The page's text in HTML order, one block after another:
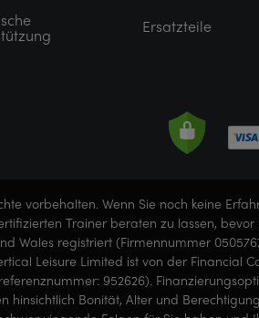
Ersatzteile
vorbehalten. Wenn Sie noch keine
Trainer beraten zu lassen,
Wales registriert (Firmennummer
Leisure Limited ist von der Financial
952626).
hinsichtlich Bonität, Alter und